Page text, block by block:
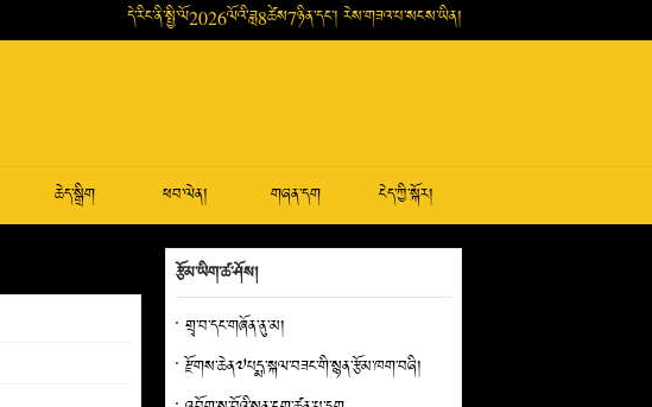
དེ་རིང་ནི་སྤྱི་ལོ2026ལོའི་ཟླ8ཚེས7ཉིན་དང་། རེས་གཟའ་པ་སངས་ཡིན།
ཆེད་སྒྲིག ཕབ་ལེན། གཞན་དག ངེད་ཀྱི་སྐོར།
རྩོམ་ཡིག་ཚ་ཤོས།
གྲྭ་བ་དང་གཞོན་ནུ་མ།
རྫོགས་ཆེན༧པདྨ་སྐལ་བཟང་གི་སྙན་རྩོམ་ཁག་བཞི།